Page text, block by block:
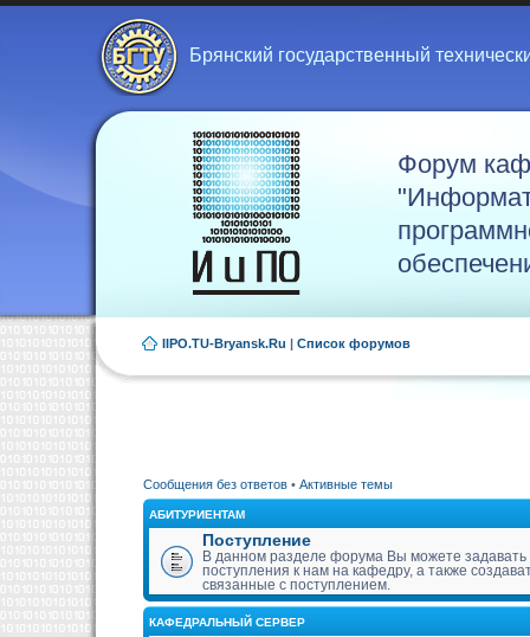
Брянский государственный
Форум
IIPO.TU-Bryansk.Ru | Список форумов
Сообщения без ответов • Активные темы
АБИТУРИЕНТАМ
Поступление
В данном разделе форума Вы можете
поступления к нам на кафедру, а также
связанные с поступлением.
КАФЕДРАЛЬНЫЙ СЕРВЕР